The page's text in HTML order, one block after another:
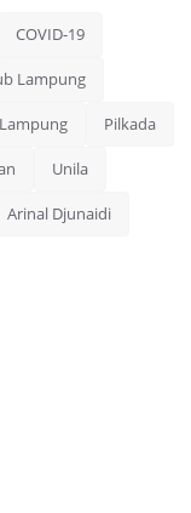
COVID-19
Lampung
Pilkada
Unila
Arinal Djunaidi